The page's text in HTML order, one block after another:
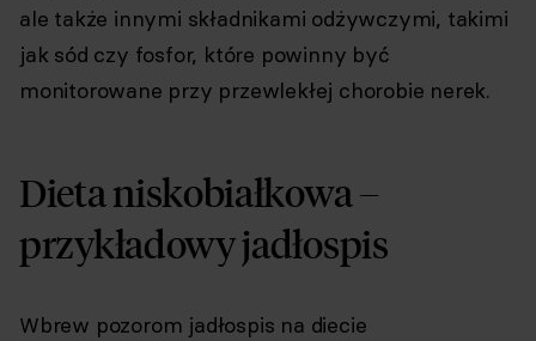
ale także innymi składnikami odżywczymi, takimi
jak sód czy fosfor, które powinny być
monitorowane przy przewlekłej chorobie nerek.
Dieta niskobiałkowa –
przykładowy jadłospis
Wbrew pozorom jadłospis na diecie